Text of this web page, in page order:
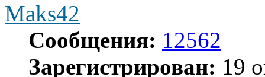
Maks42
Сообщения: 12562
Зарегистрирован: 19